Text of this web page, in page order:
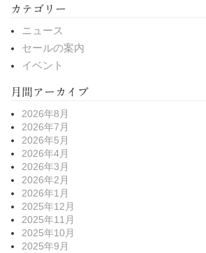
カテゴリー
ニュース
セールの案内
イベント
月間アーカイブ
2026年8月
2026年7月
2026年5月
2026年4月
2026年3月
2026年2月
2026年1月
2025年12月
2025年11月
2025年10月
2025年9月